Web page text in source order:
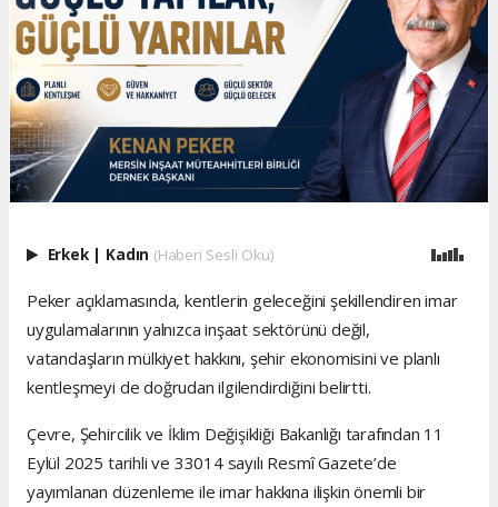
Erkek | Kadın (Haberi Sesli Oku)
Peker açıklamasında, kentlerin geleceğini şekillendiren imar
uygulamalarının yalnızca inşaat sektörünü değil,
vatandaşların mülkiyet hakkını, şehir ekonomisini ve planlı
kentleşmeyi de doğrudan ilgilendirdiğini belirtti.
Çevre, Şehircilik ve İklim Değişikliği Bakanlığı tarafından 11
Eylül 2025 tarihli ve 33014 sayılı Resmî Gazete’de
yayımlanan düzenleme ile imar hakkına ilişkin önemli bir